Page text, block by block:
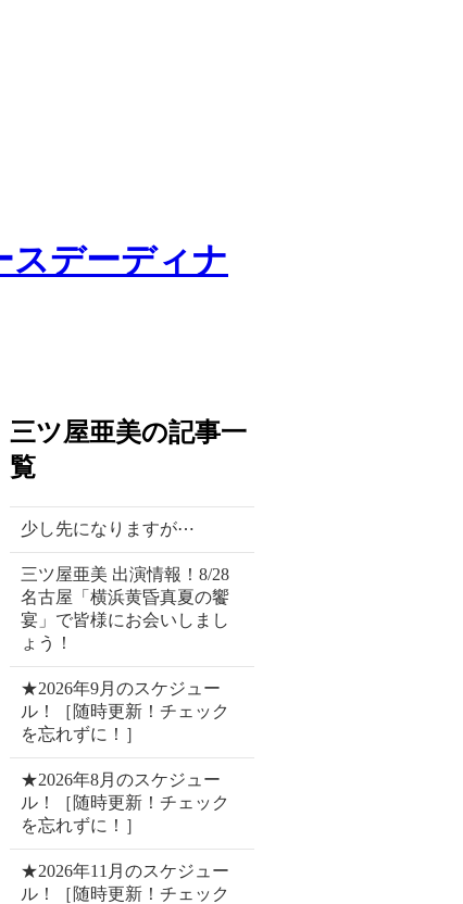
スデーディナ
三ツ屋亜美の記事一
覧
少し先になりますが⋯
三ツ屋亜美 出演情報！8/28
名古屋「横浜黄昏真夏の饗
宴」で皆様にお会いしまし
ょう！
★2026年9月のスケジュー
ル！［随時更新！チェック
を忘れずに！］
★2026年8月のスケジュー
ル！［随時更新！チェック
を忘れずに！］
★2026年11月のスケジュー
ル！［随時更新！チェック